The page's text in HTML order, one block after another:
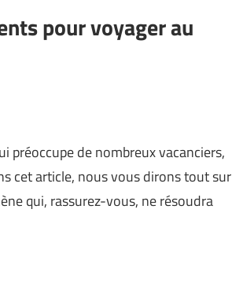
pour voyager au
préoccupe de nombreux vacanciers,
cet article, nous vous dirons tout sur
qui, rassurez-vous, ne résoudra